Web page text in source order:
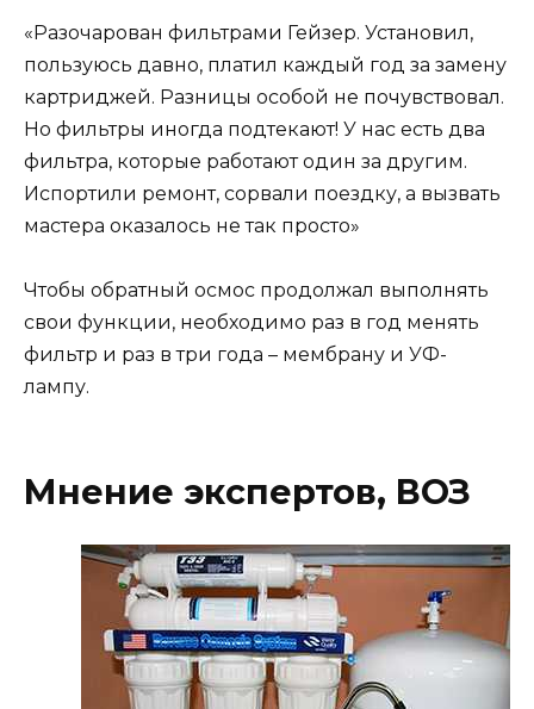
«Разочарован фильтрами Гейзер. Установил,
пользуюсь давно, платил каждый год за замену
картриджей. Разницы особой не почувствовал.
Но фильтры иногда подтекают! У нас есть два
фильтра, которые работают один за другим.
Испортили ремонт, сорвали поездку, а вызвать
мастера оказалось не так просто»
Чтобы обратный осмос продолжал выполнять
свои функции, необходимо раз в год менять
фильтр и раз в три года – мембрану и УФ-
лампу.
Мнение экспертов, ВОЗ